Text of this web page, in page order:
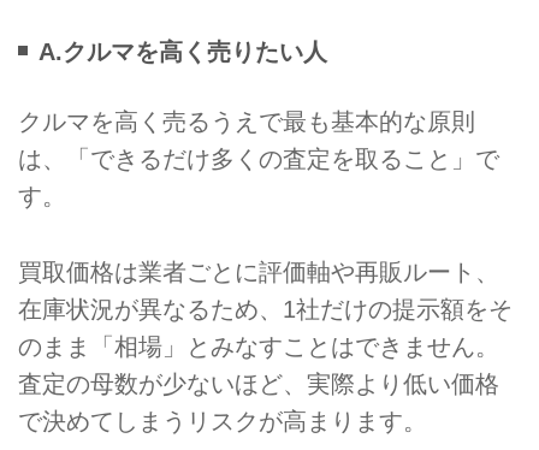
A.クルマを高く売りたい人
クルマを高く売るうえで最も基本的な原則
は、「できるだけ多くの査定を取ること」で
す。
買取価格は業者ごとに評価軸や再販ルート、
在庫状況が異なるため、1社だけの提示額をそ
のまま「相場」とみなすことはできません。
査定の母数が少ないほど、実際より低い価格
で決めてしまうリスクが高まります。